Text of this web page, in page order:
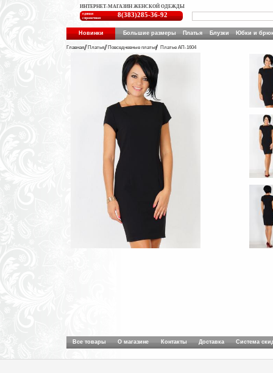
ИНТЕРНЕТ-МАГАЗИН ЖЕНСКОЙ ОДЕЖДЫ
единая
справочная
8(383)285-36-92
Новинки Большие размеры Платья Блузки Юбки и
Главная Платья Повседневные платья Платье АП-1604
Все товары О магазине Контакты Доставка Система